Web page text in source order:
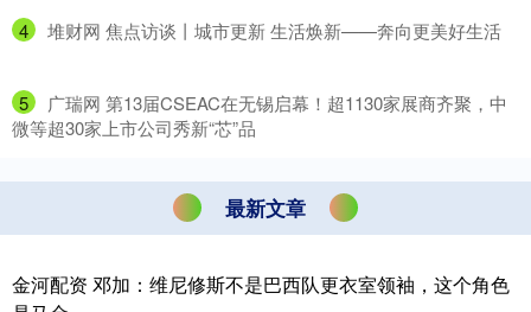
4 ​堆财网 焦点访谈丨城市更新 生活焕新——奔向更美好生活
5
​广瑞网 第13届CSEAC在无锡启幕！超1130家展商齐聚，中
微等超30家上市公司秀新“芯”品
最新文章
金河配资 邓加：维尼修斯不是巴西队更衣室领袖，这个角色